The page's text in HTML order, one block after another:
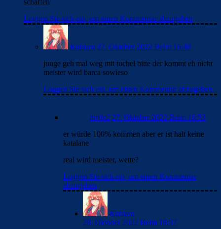
schaffen
Loggen Sie sich ein, um einen Kommentar abzugeben
Katsura 27. Oktober 2022 Beim 16:48
junge geh mal weg mit tuchel bitte der kommt eh nicht
meister wird barca sowieso
Loggen Sie sich ein, um einen Kommentar abzugeben
turtle2 27. Oktober 2022 Beim 16:53
er würde 100% kommen aber er ist halt keine
katalane
real wird meister, wette?
Loggen Sie sich ein, um einen Kommentar
abzugeben
Katsura
28. Oktober 2022 Beim 18:37